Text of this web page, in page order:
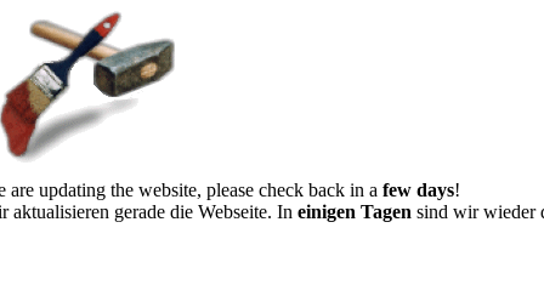
are updating the website, please check back in a few days!
aktualisieren gerade die Webseite. In einigen Tagen sind wir wieder